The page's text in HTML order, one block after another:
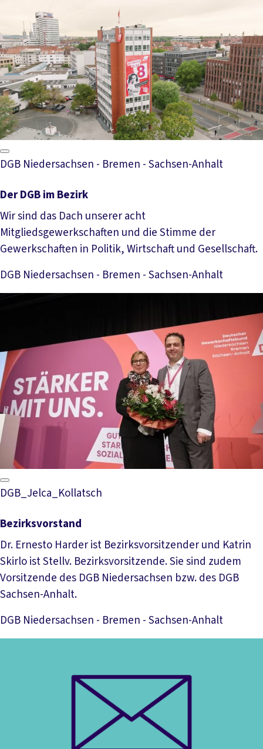
DGB Niedersachsen - Bremen - Sachsen-Anhalt
Der DGB im Bezirk
Wir sind das Dach unserer acht
Mitgliedsgewerkschaften und die Stimme der
Gewerkschaften in Politik, Wirtschaft und Gesellschaft.
DGB Niedersachsen - Bremen - Sachsen-Anhalt
DGB_Jelca_Kollatsch
Bezirksvorstand
Dr. Ernesto Harder ist Bezirksvorsitzender und Katrin
Skirlo ist Stellv. Bezirksvorsitzende. Sie sind zudem
Vorsitzende des DGB Niedersachsen bzw. des DGB
Sachsen-Anhalt.
DGB Niedersachsen - Bremen - Sachsen-Anhalt